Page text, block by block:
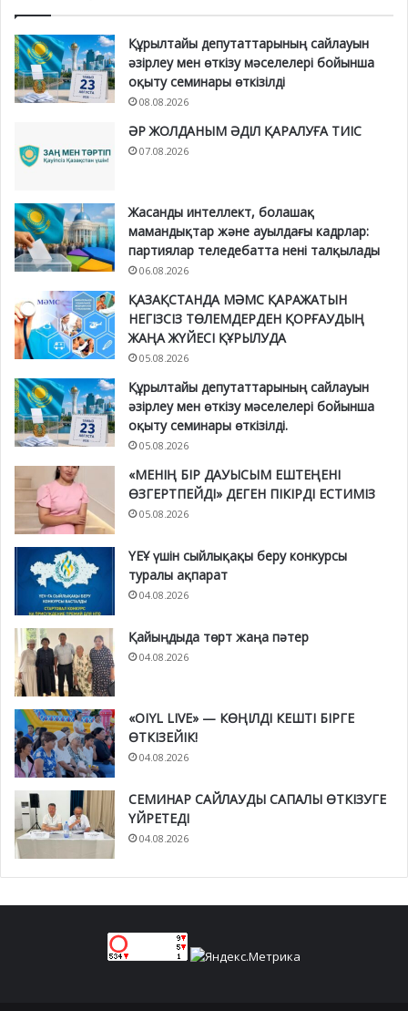
Құрылтайы депутаттарының сайлауын
әзірлеу мен өткізу мәселелері бойынша
оқыту семинары өткізілді
08.08.2026
ӘР ЖОЛДАНЫМ ӘДІЛ ҚАРАЛУҒА ТИІС
07.08.2026
Жасанды интеллект, болашақ
мамандықтар және ауылдағы кадрлар:
партиялар теледебатта нені талқылады
06.08.2026
ҚАЗАҚСТАНДА МӘМС ҚАРАЖАТЫН
НЕГІЗСІЗ ТӨЛЕМДЕРДЕН ҚОРҒАУДЫҢ
ЖАҢА ЖҮЙЕСІ ҚҰРЫЛУДА
05.08.2026
Құрылтайы депутаттарының сайлауын
әзірлеу мен өткізу мәселелері бойынша
оқыту семинары өткізілді.
05.08.2026
«МЕНІҢ БІР ДАУЫСЫМ ЕШТЕҢЕНІ
ӨЗГЕРТПЕЙДІ» ДЕГЕН ПІКІРДІ ЕСТИМІЗ
05.08.2026
ҮЕҰ үшін сыйлықақы беру конкурсы
туралы ақпарат
04.08.2026
Қайыңдыда төрт жаңа пәтер
04.08.2026
«OIYL LIVE» — КӨҢІЛДІ КЕШТІ БІРГЕ
ӨТКІЗЕЙІК!
04.08.2026
СЕМИНАР САЙЛАУДЫ САПАЛЫ ӨТКІЗУГЕ
ҮЙРЕТЕДІ
04.08.2026